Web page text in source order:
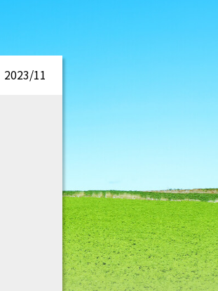
2023/11